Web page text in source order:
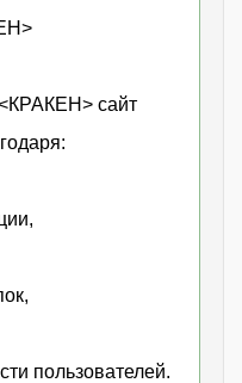
сайт
пользователей.